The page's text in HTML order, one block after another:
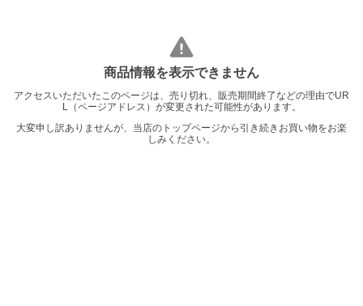
商品情報を表示できません
アクセスいただいたこのページは、売り切れ、販売期間終了などの理由でUR
L（ページアドレス）が変更された可能性があります。
大変申し訳ありませんが、当店のトップページから引き続きお買い物をお楽
しみください。